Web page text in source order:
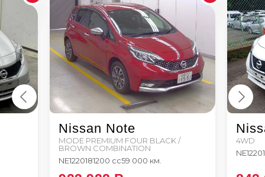
Nissan Note
MODE PREMIUM FOUR BLACK /
BROWN COMBINATION
NE1220181200 сс59 000 км.
4WD
NE12